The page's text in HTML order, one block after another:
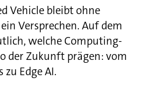
Vehicle bleibt ohne
Versprechen. Auf dem
welche Computing-
der Zukunft prägen: vom
zu Edge AI.